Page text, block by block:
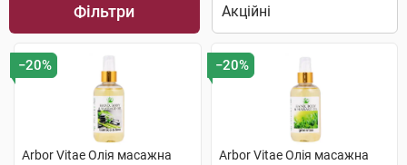
Фільтри
−20%
Arbor Vitae Олія масажна
−20%
Arbor Vitae Олія масажна